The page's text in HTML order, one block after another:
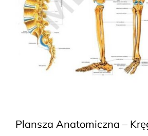
Plansza Anatomiczna –